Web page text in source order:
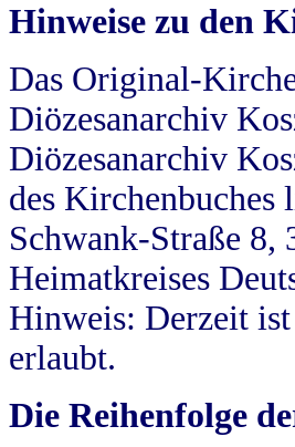
Hinweise zu den
Das Original-
Diözesanarchiv
Diözesanarchiv
des Kirchenbuches
Schwank-Straße 8,
Heimatkreises
Hinweis: Derzeit
erlaubt.
Die Reihenfolge